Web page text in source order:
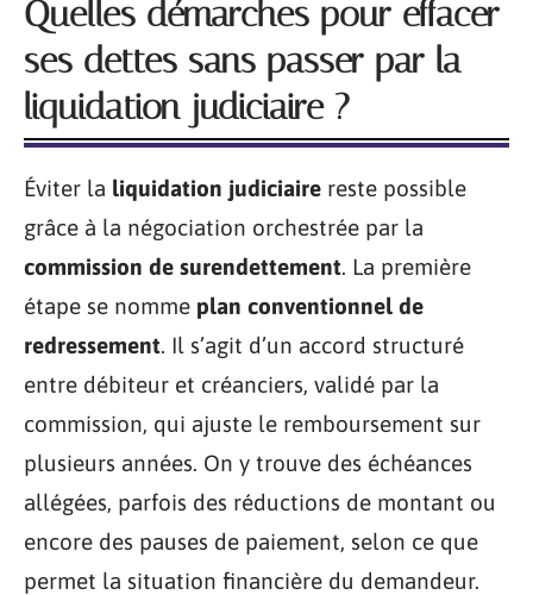
Quelles démarches pour effacer
ses dettes sans passer par la
liquidation judiciaire ?
Éviter la liquidation judiciaire reste possible
grâce à la négociation orchestrée par la
commission de surendettement. La première
étape se nomme plan conventionnel de
redressement. Il s’agit d’un accord structuré
entre débiteur et créanciers, validé par la
commission, qui ajuste le remboursement sur
plusieurs années. On y trouve des échéances
allégées, parfois des réductions de montant ou
encore des pauses de paiement, selon ce que
permet la situation financière du demandeur.